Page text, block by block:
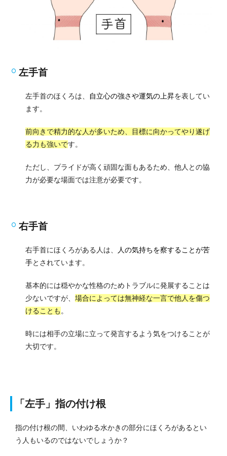
左手首
左手首のほくろは、 自立心の強さや運気の上昇を表してい
ます。
前向きで精力的な人が多いため、目標に向かってやり遂げ
る力も強いです。
ただし、プライドが高く頑固な面もあるため、他人との協
力が必要な場面では注意が必要です。
右手首
右手首にほくろがある人は、
人の気持ちを察することが苦
手とされています。
基本的には穏やかな性格のためトラブルに発展することは
少ないですが、 場合によっては無神経な一言で他人を傷つ
けることも 。
時には相手の立場に立って発言するよう気をつけることが
大切です。
「左手」指の付け根
指の付け根の間、いわゆる水かきの部分にほくろがあるとい
う人もいるのではないでしょうか？